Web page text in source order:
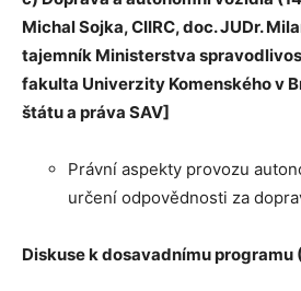
Michal Sojka, CIIRC, doc. JUDr.
tajemník Ministerstva
fakulta Univerzity Komenského v
štátu a práva SAV]
Právní aspekty provozu
určení odpovědnosti za
Diskuse k dosavadnímu programu